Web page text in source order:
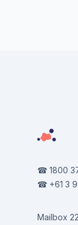
☎ 1800
☎ +61 3
Mailbox